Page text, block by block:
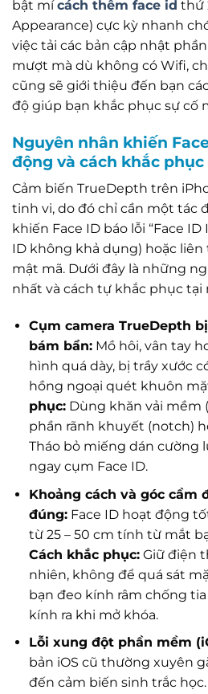
bật mícách thêm face id thứ
Appearance) cực kỳ nhanh
việc tải các bản cập nhật
mượt mà dù không có Wifi,
cũng sẽ giới thiệu đến bạn
độ giúp bạn khắc phục sự cố
Nguyên nhân khiến
động và cách khắc
Cảm biến TrueDepth trên
tinh vi, do đó chỉ cần một tác
khiến Face ID báo lỗi “Face ID
ID không khả dụng) hoặc
mật mã. Dưới đây là những
nhất và cách tự khắc phục tại
Cụm camera TrueDepth
bám bẩn:Mồ hôi, vân tay
hình quá dày, bị trầy xước
hồng ngoại quét khuôn
phục:Dùng khăn vải mềm
phần rãnh khuyết (notch)
Tháo bỏ miếng dán cường
ngay cụm Face ID.
Khoảng cách và góc cầm
đúng:Face ID hoạt động
từ 25 – 50 cm tính từ mắt
Cách khắc phục:Giữ điện
nhiên, không để quá sát
bạn đeo kính râm chống
kính ra khi mở khóa.
Lỗi xung đột phần mềm
bản iOS cũ thường xuyên
đến cảm biến sinh trắc học.